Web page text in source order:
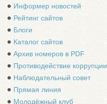
Информер новостей
Рейтинг сайтов
Блоги
Каталог сайтов
Архив номеров в PDF
Противодействие коррупции
Наблюдательный совет
Прямая линия
Молодёжный клуб